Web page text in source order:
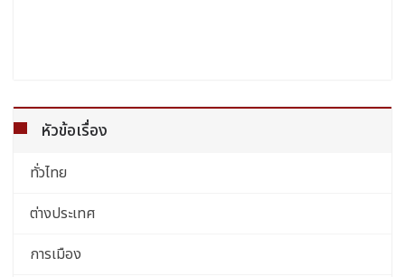
หัวข้อเรื่อง
ทั่วไทย
ต่างประเทศ
การเมือง